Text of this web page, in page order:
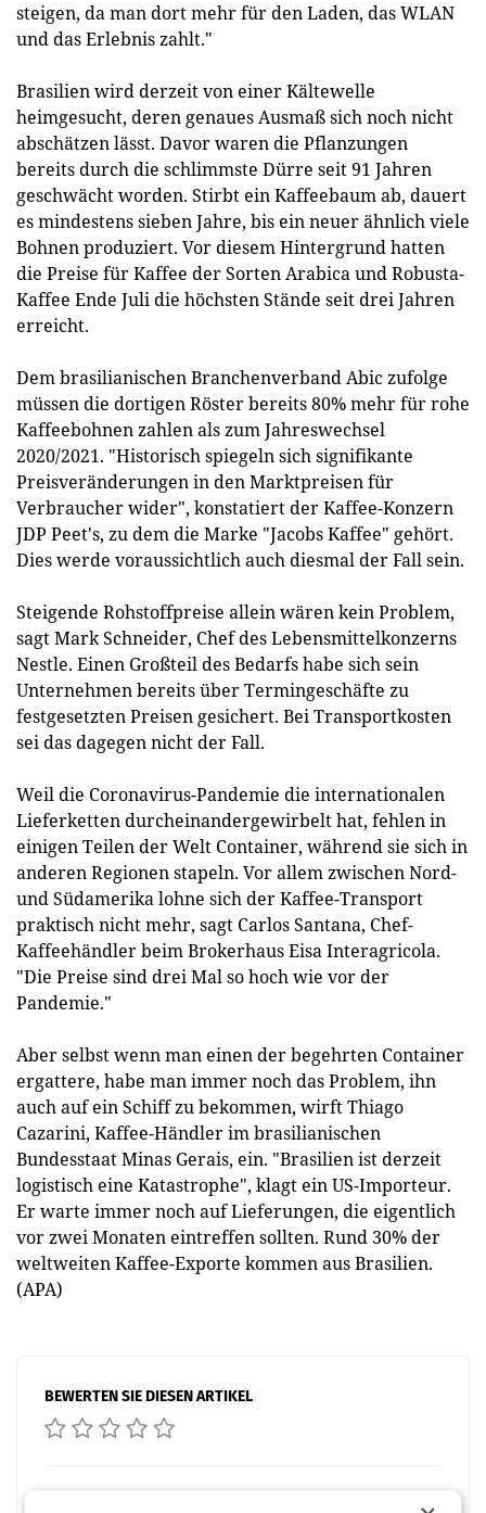
steigen, da man dort mehr für den Laden, das WLAN
und das Erlebnis zahlt."
Brasilien wird derzeit von einer Kältewelle
heimgesucht, deren genaues Ausmaß sich noch nicht
abschätzen lässt. Davor waren die Pflanzungen
bereits durch die schlimmste Dürre seit 91 Jahren
geschwächt worden. Stirbt ein Kaffeebaum ab, dauert
es mindestens sieben Jahre, bis ein neuer ähnlich viele
Bohnen produziert. Vor diesem Hintergrund hatten
die Preise für Kaffee der Sorten Arabica und Robusta-
Kaffee Ende Juli die höchsten Stände seit drei Jahren
erreicht.
Dem brasilianischen Branchenverband Abic zufolge
müssen die dortigen Röster bereits 80% mehr für rohe
Kaffeebohnen zahlen als zum Jahreswechsel
2020/2021. "Historisch spiegeln sich signifikante
Preisveränderungen in den Marktpreisen für
Verbraucher wider", konstatiert der Kaffee-Konzern
JDP Peet's, zu dem die Marke "Jacobs Kaffee" gehört.
Dies werde voraussichtlich auch diesmal der Fall sein.
Steigende Rohstoffpreise allein wären kein Problem,
sagt Mark Schneider, Chef des Lebensmittelkonzerns
Nestle. Einen Großteil des Bedarfs habe sich sein
Unternehmen bereits über Termingeschäfte zu
festgesetzten Preisen gesichert. Bei Transportkosten
sei das dagegen nicht der Fall.
Weil die Coronavirus-Pandemie die internationalen
Lieferketten durcheinandergewirbelt hat, fehlen in
einigen Teilen der Welt Container, während sie sich in
anderen Regionen stapeln. Vor allem zwischen Nord-
und Südamerika lohne sich der Kaffee-Transport
praktisch nicht mehr, sagt Carlos Santana, Chef-
Kaffeehändler beim Brokerhaus Eisa Interagricola.
"Die Preise sind drei Mal so hoch wie vor der
Pandemie."
Aber selbst wenn man einen der begehrten Container
ergattere, habe man immer noch das Problem, ihn
auch auf ein Schiff zu bekommen, wirft Thiago
Cazarini, Kaffee-Händler im brasilianischen
Bundesstaat Minas Gerais, ein. "Brasilien ist derzeit
logistisch eine Katastrophe", klagt ein US-Importeur.
Er warte immer noch auf Lieferungen, die eigentlich
vor zwei Monaten eintreffen sollten. Rund 30% der
weltweiten Kaffee-Exporte kommen aus Brasilien.
(APA)
BEWERTEN SIE DIESEN ARTIKEL